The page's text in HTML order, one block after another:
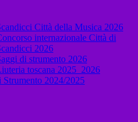
Città della Musica 2026
internazionale Città di
2026
di strumento 2026
toscana 2025_2026
Strumento 2024/2025